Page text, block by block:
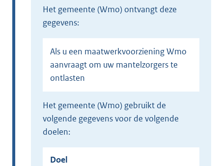
het gemeente (Wmo) ontvangt deze
gegevens:
Als u een maatwerkvoorziening Wmo
aanvraagt om uw mantelzorgers te
ontlasten
het gemeente (Wmo) gebruikt de
volgende gegevens voor de volgende
doelen:
Doel